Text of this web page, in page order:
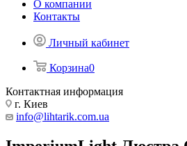
О компании
Контакты
Личный кабинет
Корзина0
Контактная информация
г. Киев
info@lihtarik.com.ua